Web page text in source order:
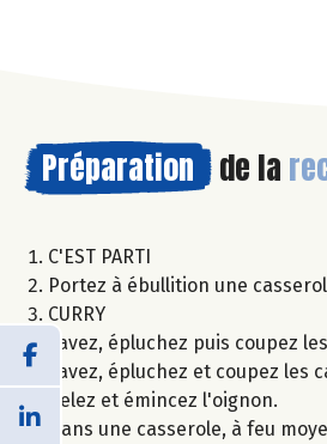
Préparation de la
C'EST PARTI
Portez à ébullition une
CURRY
Lavez, épluchez puis coupez
Lavez, épluchez et coupez
Pelez et émincez l'oignon.
Dans une casserole, à feu